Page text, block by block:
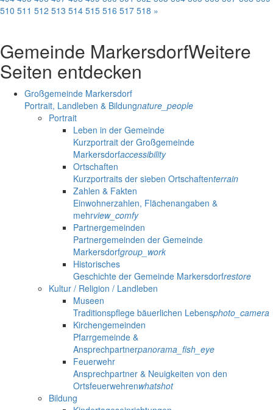
510 511 512 513 514 515 516 517 518 »
Gemeinde MarkersdorfWeitere
Seiten entdecken
Großgemeinde Markersdorf
Portrait, Landleben & Bildungnature_people
Portrait
Leben in der Gemeinde
Kurzportrait der Großgemeinde
Markersdorfaccessibility
Ortschaften
Kurzportraits der sieben Ortschaftenterrain
Zahlen & Fakten
Einwohnerzahlen, Flächenangaben &
mehrview_comfy
Partnergemeinden
Partnergemeinden der Gemeinde
Markersdorfgroup_work
Historisches
Geschichte der Gemeinde Markersdorfrestore
Kultur / Religion / Landleben
Museen
Traditionspflege bäuerlichen Lebensphoto_camera
Kirchengemeinden
Pfarrgemeinde &
Ansprechpartnerpanorama_fish_eye
Feuerwehr
Ansprechpartner & Neuigkeiten von den
Ortsfeuerwehrenwhatshot
Bildung